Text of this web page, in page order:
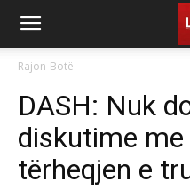
Rajon-Botë
DASH: Nuk
diskutime
tërheqjen e